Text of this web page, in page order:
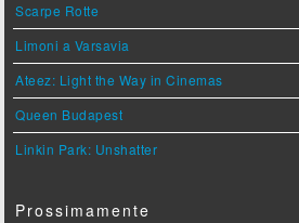
Scarpe Rotte
Limoni a Varsavia
Ateez: Light the Way in Cinemas
Queen Budapest
Linkin Park: Unshatter
Prossimamente